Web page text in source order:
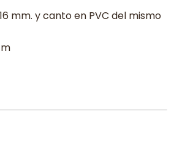
mm. y canto en PVC del mismo